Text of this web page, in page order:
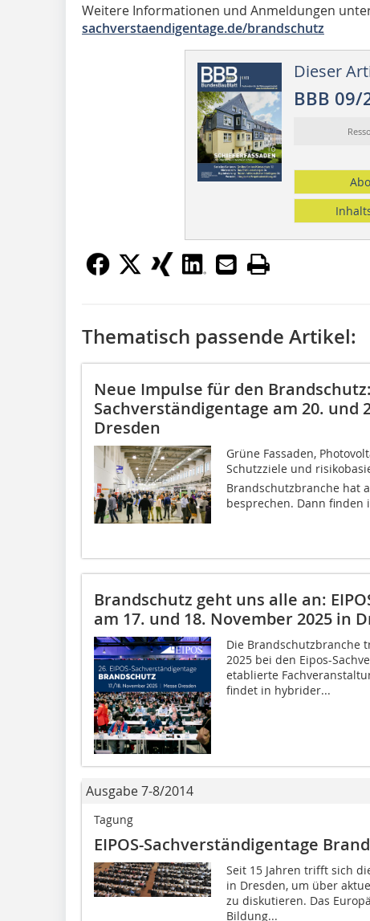
Weitere Informationen und Anmeldungen
sachverstaendigentage.de/brandschutz
Dieser
BBB 09/
Thematisch passende Artikel:
Neue Impulse für den Brandschutz:
Sachverständigentage am 20. und
Dresden
Grüne Fassaden,
Schutzziele und
Brandschutzbranche hat
besprechen. Dann finden
Brandschutz geht uns alle an:
am 17. und 18. November 2025 in
Die Brandschutzbranche
2025 bei den Eipos-
etablierte
findet in hybrider...
Ausgabe 7-8/2014
Tagung
EIPOS-Sachverständigentage
Seit 15 Jahren trifft sich
in Dresden, um über
zu diskutieren. Das
Bildung...